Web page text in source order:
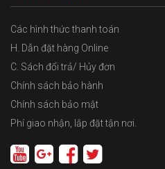
Các hình thức thanh toán
H. Dẫn đặt hàng Online
C. Sách đổi trả/ Hủy đơn
Chính sách bảo hành
Chính sách bảo mật
Phí giao nhận, lắp đặt tận nơi.